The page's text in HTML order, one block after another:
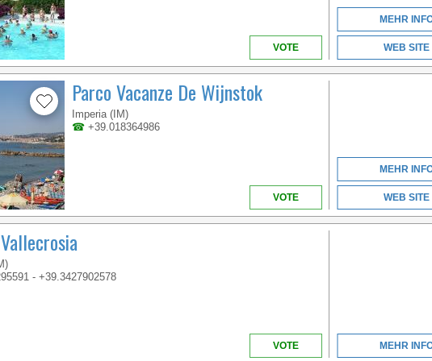
VOTE
MEHR
WEB SITE
Parco Vacanze De Wijnstok
Imperia (IM)
☎ +39.018364986
VOTE
MEHR
WEB SITE
- +39.3427902578
VOTE MEHR